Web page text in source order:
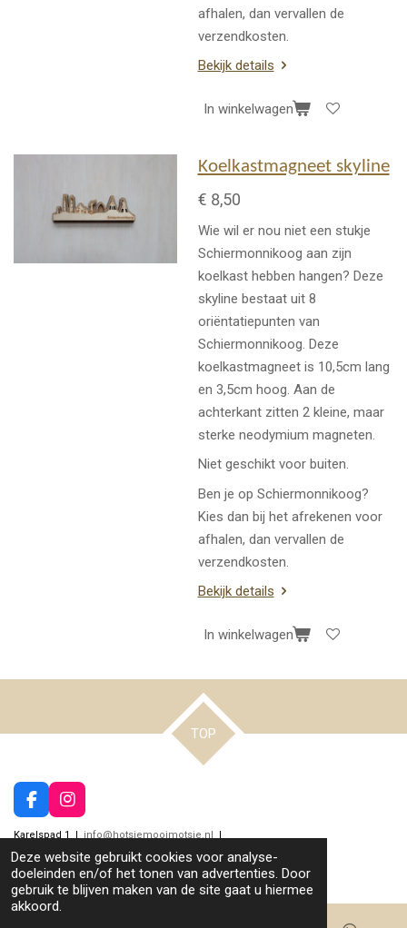
Deze website gebruikt cookies voor analyse-
doeleinden en/of het tonen van advertenties. Door
gebruik te blijven maken van de site gaat u hiermee
akkoord.
afhalen, dan vervallen de
verzendkosten.
Bekijk details
In winkelwagen
Koelkastmagneet skyline
€ 8,50
Wie wil er nou niet een stukje
Schiermonnikoog aan zijn
koelkast hebben hangen? Deze
skyline bestaat uit 8
oriëntatiepunten van
Schiermonnikoog. Deze
koelkastmagneet is 10,5cm lang
en 3,5cm hoog. Aan de
achterkant zitten 2 kleine, maar
sterke neodymium magneten.
Niet geschikt voor buiten.
Ben je op Schiermonnikoog?
Kies dan bij het afrekenen voor
afhalen, dan vervallen de
verzendkosten.
Bekijk details
In winkelwagen
TOP
F
a
c
e
b
o
o
I
n
s
t
a
g
Karelspad 1 | info@hotsjemooimotsje.nl
© 2022 - 2026 hotsjemooimotsje.nl
Powered byJouwWeb